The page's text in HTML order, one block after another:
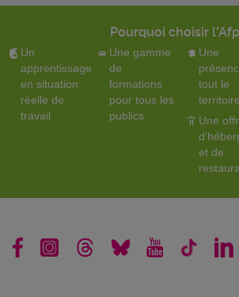
Pourquoi choisir
Un
apprentissage
en situation
réelle de
travail
Une gamme
de
formations
pour tous les
publics
Une
tout le
territoire
Une
et de